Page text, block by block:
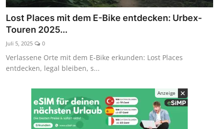
Kaufberatung
Lost Places mit dem E-Bike entdecken: Urbex-
Touren 2025...
Juli 5, 2025 0
Verlassene Orte mit dem E-Bike erkunden: Lost Places
entdecken, legal bleiben, s...
Anzeige ✕